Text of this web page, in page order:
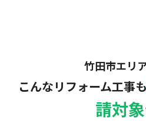
竹田市エリ
こんなリフォーム工事も
請対象